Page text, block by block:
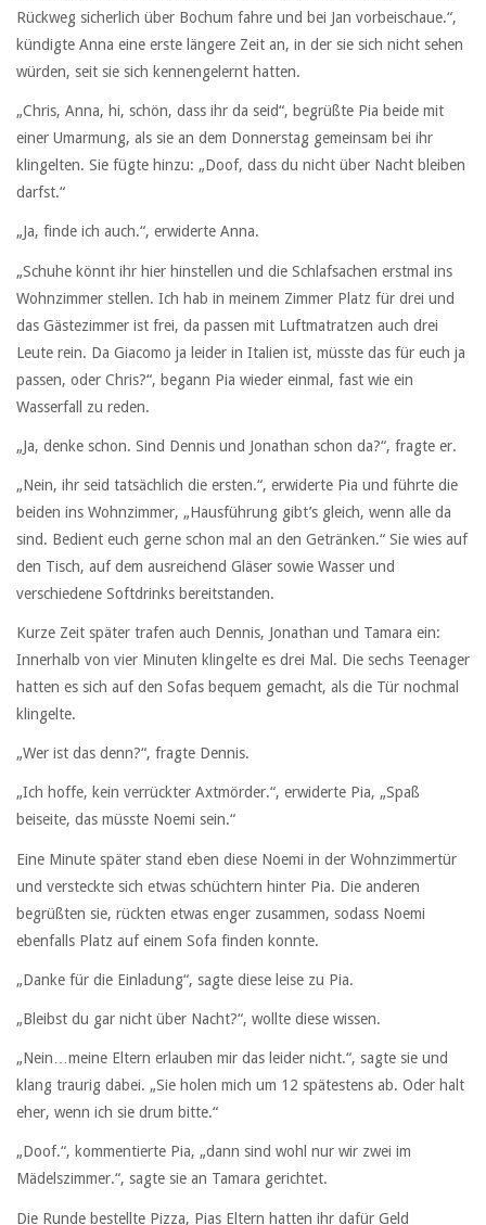
Rückweg sicherlich über Bochum fahre und bei Jan vorbeischaue.“,
kündigte Anna eine erste längere Zeit an, in der sie sich nicht sehen
würden, seit sie sich kennengelernt hatten.
„Chris, Anna, hi, schön, dass ihr da seid“, begrüßte Pia beide mit
einer Umarmung, als sie an dem Donnerstag gemeinsam bei ihr
klingelten. Sie fügte hinzu: „Doof, dass du nicht über Nacht bleiben
darfst.“
„Ja, finde ich auch.“, erwiderte Anna.
„Schuhe könnt ihr hier hinstellen und die Schlafsachen erstmal ins
Wohnzimmer stellen. Ich hab in meinem Zimmer Platz für drei und
das Gästezimmer ist frei, da passen mit Luftmatratzen auch drei
Leute rein. Da Giacomo ja leider in Italien ist, müsste das für euch ja
passen, oder Chris?“, begann Pia wieder einmal, fast wie ein
Wasserfall zu reden.
„Ja, denke schon. Sind Dennis und Jonathan schon da?“, fragte er.
„Nein, ihr seid tatsächlich die ersten.“, erwiderte Pia und führte die
beiden ins Wohnzimmer, „Hausführung gibt’s gleich, wenn alle da
sind. Bedient euch gerne schon mal an den Getränken.“ Sie wies auf
den Tisch, auf dem ausreichend Gläser sowie Wasser und
verschiedene Softdrinks bereitstanden.
Kurze Zeit später trafen auch Dennis, Jonathan und Tamara ein:
Innerhalb von vier Minuten klingelte es drei Mal. Die sechs Teenager
hatten es sich auf den Sofas bequem gemacht, als die Tür nochmal
klingelte.
„Wer ist das denn?“, fragte Dennis.
„Ich hoffe, kein verrückter Axtmörder.“, erwiderte Pia, „Spaß
beiseite, das müsste Noemi sein.“
Eine Minute später stand eben diese Noemi in der Wohnzimmertür
und versteckte sich etwas schüchtern hinter Pia. Die anderen
begrüßten sie, rückten etwas enger zusammen, sodass Noemi
ebenfalls Platz auf einem Sofa finden konnte.
„Danke für die Einladung“, sagte diese leise zu Pia.
„Bleibst du gar nicht über Nacht?“, wollte diese wissen.
„Nein…meine Eltern erlauben mir das leider nicht.“, sagte sie und
klang traurig dabei. „Sie holen mich um 12 spätestens ab. Oder halt
eher, wenn ich sie drum bitte.“
„Doof.“, kommentierte Pia, „dann sind wohl nur wir zwei im
Mädelszimmer.“, sagte sie an Tamara gerichtet.
Die Runde bestellte Pizza, Pias Eltern hatten ihr dafür Geld